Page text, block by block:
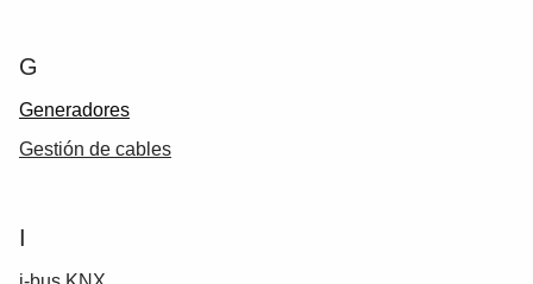
G
Generadores
Gestión de cables
I